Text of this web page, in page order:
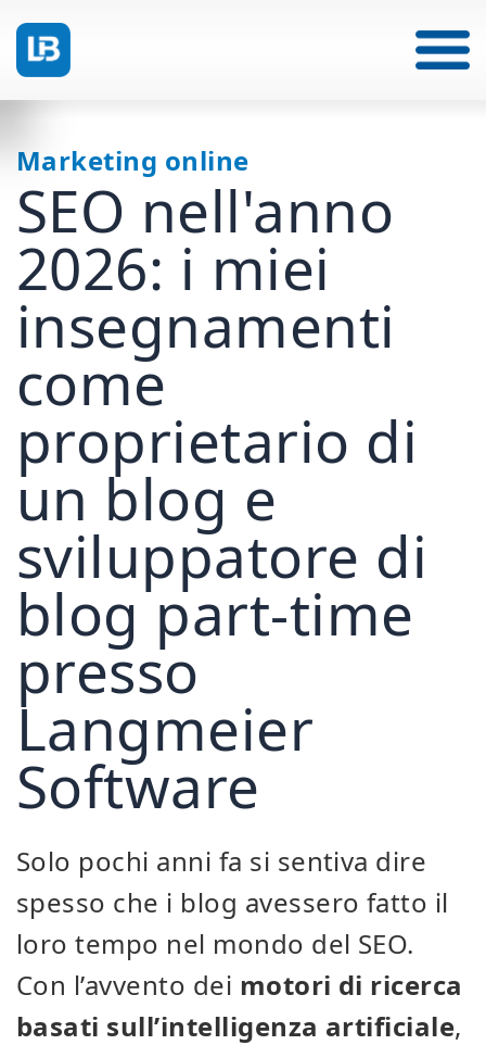
Marketing online
SEO nell'anno
2026: i miei
insegnamenti
come
proprietario di
un blog e
sviluppatore di
blog part-time
presso
Langmeier
Software
Solo pochi anni fa si sentiva dire
spesso che i blog avessero fatto il
loro tempo nel mondo del SEO.
Con l’avvento dei motori di ricerca
basati sull’intelligenza artificiale,